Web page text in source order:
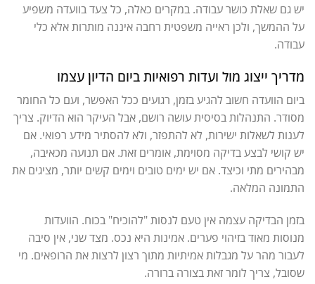
יש גם שאלת כושר עבודה. במקרים כאלה, כל צעד בוועדה משפיע
על ההמשך, ולכן ראייה משפטית רחבה איננה מותרות אלא כלי
עבודה.
מדריך ייצוג מול ועדות רפואיות ביום הדיון עצמו
ביום הוועדה חשוב להגיע בזמן, רגועים ככל האפשר, ועם כל החומר
מסודר. התנהלות בסיסית עושה רושם, אבל העיקר הוא הדיוק. צריך
לענות לשאלות ישירות, לא להתפזר, ולא להסתיר מידע רפואי. אם
יש קושי לבצע בדיקה מסוימת, אומרים זאת. אם תנועה מכאיבה,
מבהירים מתי וכיצד. אם יש ימים טובים וימים קשים יותר, מציגים את
התמונה המלאה.
בזמן הבדיקה עצמה אין טעם לנסות "להוכיח" בכוח. הוועדות
מנוסות מאוד בזיהוי פערים. אמינות היא נכס. מצד שני, אין סיבה
לעבור מהר על מגבלות אמיתיות מתוך רצון לרצות את הרופאים. מי
שסובל, צריך לומר זאת בצורה ברורה.